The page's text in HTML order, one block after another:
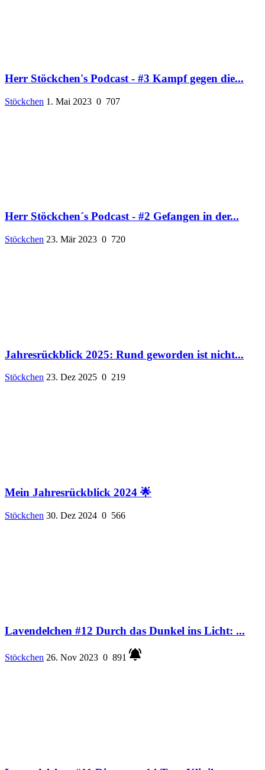
Herr Stöckchen's Podcast - #3 Kampf gegen die...
Stöckchen 1. Mai 2023 0 707
Herr Stöckchen´s Podcast - #2 Gefangen in der...
Stöckchen 23. Mär 2023 0 720
Jahresrückblick 2025: Rund geworden ist nicht...
Stöckchen 23. Dez 2025 0 219
Mein Jahresrückblick 2024 🌟
Stöckchen 30. Dez 2024 0 566
Lavendelchen #12 Durch das Dunkel ins Licht: ...
Stöckchen 26. Nov 2023 0 891